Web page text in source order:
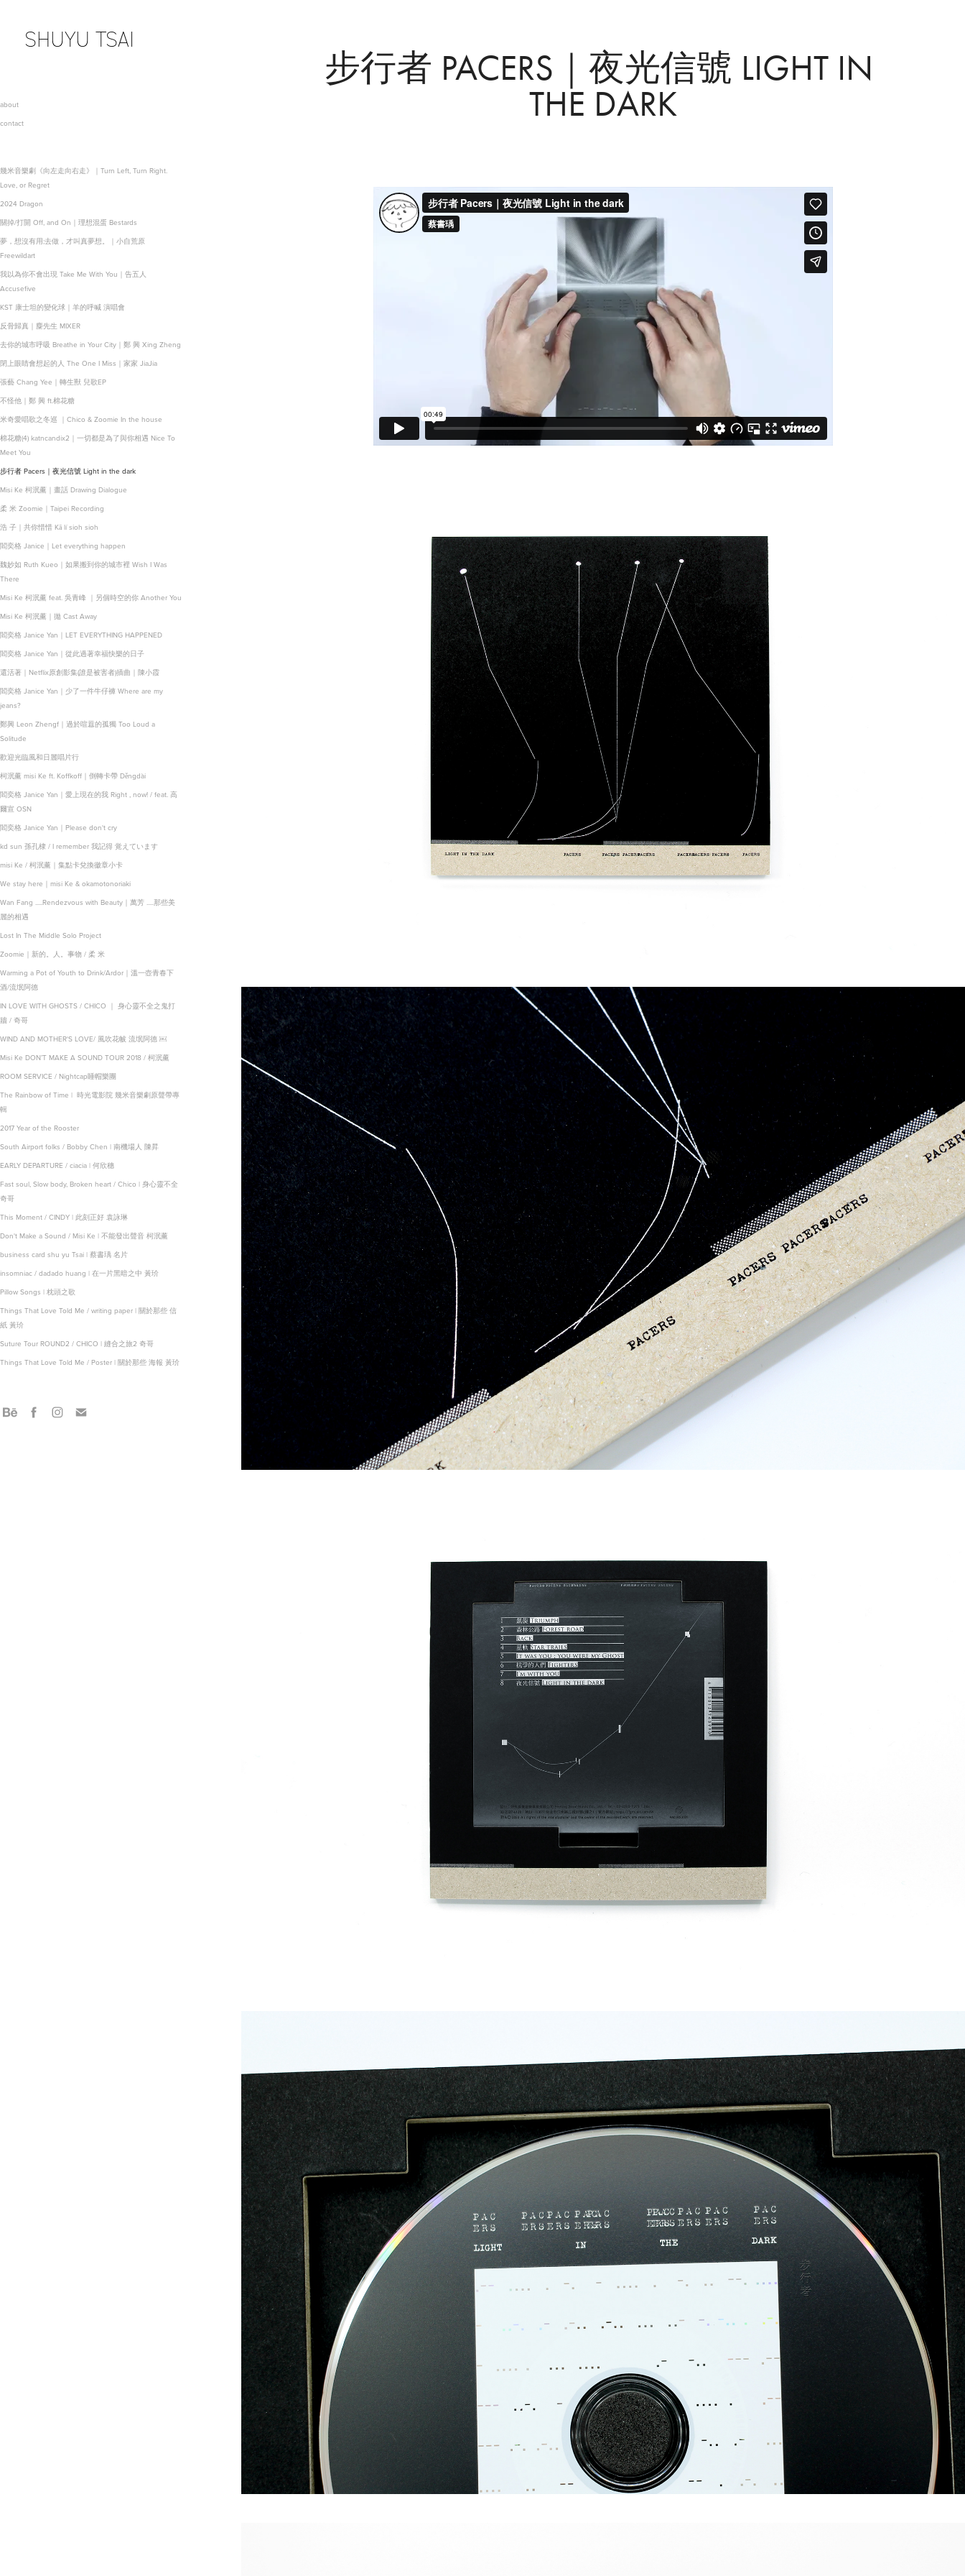
SHUYU TSAI
about
contact
幾米音樂劇《向左走向右走》｜Turn Left, Turn Right.
Love, or Regret
2024 Dragon
關掉/打開 Off, and On｜理想混蛋 Bestards
夢，想沒有用;去做，才叫真夢想。｜小自荒原
Freewildart
我以為你不會出現 Take Me With You｜告五人
Accusefive
KST 康士坦的變化球｜羊的呼喊 演唱會
反骨歸真｜麋先生 MIXER
去你的城市呼吸 Breathe in Your City｜鄭 興 Xing Zheng
閉上眼睛會想起的人 The One I Miss｜家家 JiaJia
張藝 Chang Yee｜轉生獸 兒歌EP
不怪他｜鄭 興 ft.棉花糖
米奇愛唱歌之冬巡 ｜Chico & Zoomie In the house
棉花糖(4) katncandix2｜一切都是為了與你相遇 Nice To
Meet You
步行者 Pacers｜夜光信號 Light in the dark
Misi Ke 柯泯薰｜畫話 Drawing Dialogue
柔 米 Zoomie｜Taipei Recording
浩 子｜共你惜惜 Kā lí sioh sioh
閻奕格 Janice｜Let everything happen
魏妙如 Ruth Kueo｜如果搬到你的城市裡 Wish I Was
There
Misi Ke 柯泯薰 feat. 吳青峰 ｜另個時空的你 Another You
Misi Ke 柯泯薰｜拋 Cast Away
閻奕格 Janice Yan｜LET EVERYTHING HAPPENED
閻奕格 Janice Yan｜從此過著幸福快樂的日子
還活著｜Netflix原創影集(誰是被害者)插曲｜陳小霞
閻奕格 Janice Yan｜少了一件牛仔褲 Where are my
jeans?
鄭興 Leon Zhengf｜過於喧囂的孤獨 Too Loud a
Solitude
歡迎光臨風和日麗唱片行
​​​​​​​​​​​​​​柯泯薰 misi Ke ft. Koffkoff｜倒轉卡帶 Děngdài
閻奕格 Janice Yan｜愛上現在的我 Right , now! / feat. 高
爾宣 OSN
閻奕格 Janice Yan｜Please don't cry
kd sun 孫孔棣 / I remember 我記得 覚えています
misi Ke / 柯泯薰｜集點卡兌換徽章小卡
We stay here｜misi Ke & okamotonoriaki
Wan Fang .....Rendezvous with Beauty｜萬芳 .....那些美
麗的相遇
Lost In The Middle Solo Project
Zoomie｜新的。人。事物 / 柔 米
Warming a Pot of Youth to Drink/Ardor｜溫一壺青春下
酒/流氓阿德
IN LOVE WITH GHOSTS / CHICO ｜ 身心靈不全之鬼打
牆 / 奇哥
WIND AND MOTHER'S LOVE/ 風吹花帔 流氓阿德 ￼
Misi Ke DON’T MAKE A SOUND TOUR 2018 / 柯泯薰
ROOM SERVICE / Nightcap睡帽樂團
The Rainbow of Time | ‭ ‬時光電影院‭ 幾米音樂劇‬原聲帶專
輯
2017 Year of the Rooster
South Airport folks / Bobby Chen | 南機場人 陳昇
EARLY DEPARTURE / ciacia | 何欣穗
Fast soul, Slow body, Broken heart / Chico | 身心靈不全
奇哥
This Moment / CINDY | 此刻正好 袁詠琳
Don't Make a Sound / Misi Ke | 不能發出聲音 柯泯薰
business card shu yu Tsai | 蔡書瑀 名片
insomniac / dadado huang | 在一片黑暗之中 黃玠
Pillow Songs | 枕頭之歌
Things That Love Told Me / writing paper | 關於那些 信
紙 黃玠
Suture Tour ROUND2 / CHICO | 縫合之旅2 奇哥
Things That Love Told Me / Poster | 關於那些 海報 黃玠
步行者 PACERS｜夜光信號 LIGHT IN
THE DARK